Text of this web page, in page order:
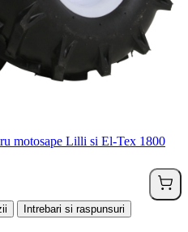
motosape Lilli si El-Tex 1800
Intrebari si raspunsuri